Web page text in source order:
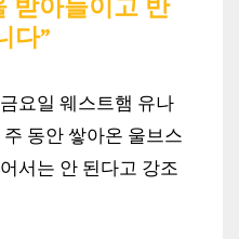
받아들이고 반
다”
요일 웨스트햄 유나
동안 쌓아온 울브스
서는 안 된다고 강조